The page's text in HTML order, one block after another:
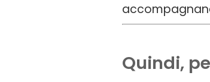
Quindi,